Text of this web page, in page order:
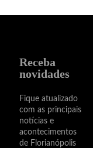
Receba
novidades
Fique atualizado
com as principais
notícias e
acontecimentos
de Florianópolis